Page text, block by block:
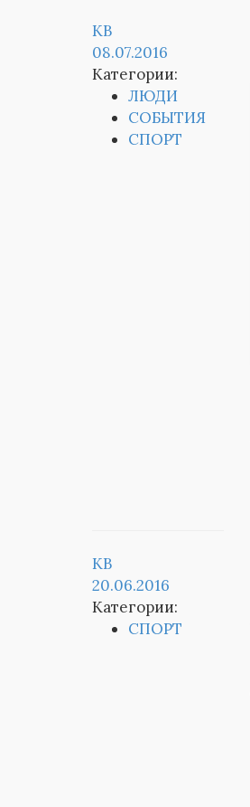
KB
08.07.2016
Категории:
ЛЮДИ
СОБЫТИЯ
СПОРТ
KB
20.06.2016
Категории:
СПОРТ